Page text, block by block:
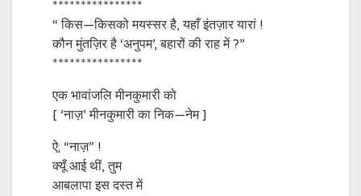
****************
“ किस—किसको मयस्सर है, यहाँ इंतज़ार यारां !
कौन मुंतज़िर है ‘अनुपम’, बहारों की राह में ?”
****************
एक भावांजलि मीनकुमारी को
[ ‘नाज़’ मीनकुमारी का निक—नेम ]
ऐ; “नाज़” !
क्यूँ आई थीं, तुम
आबलापा इस दस्त में